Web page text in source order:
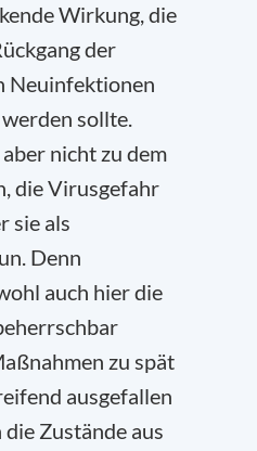
Wirkung, die
der
Neuinfektionen
sollte.
nicht zu dem
die Virusgefahr
sie als
Denn
auch hier die
zu spät
ausgefallen
Zustände aus